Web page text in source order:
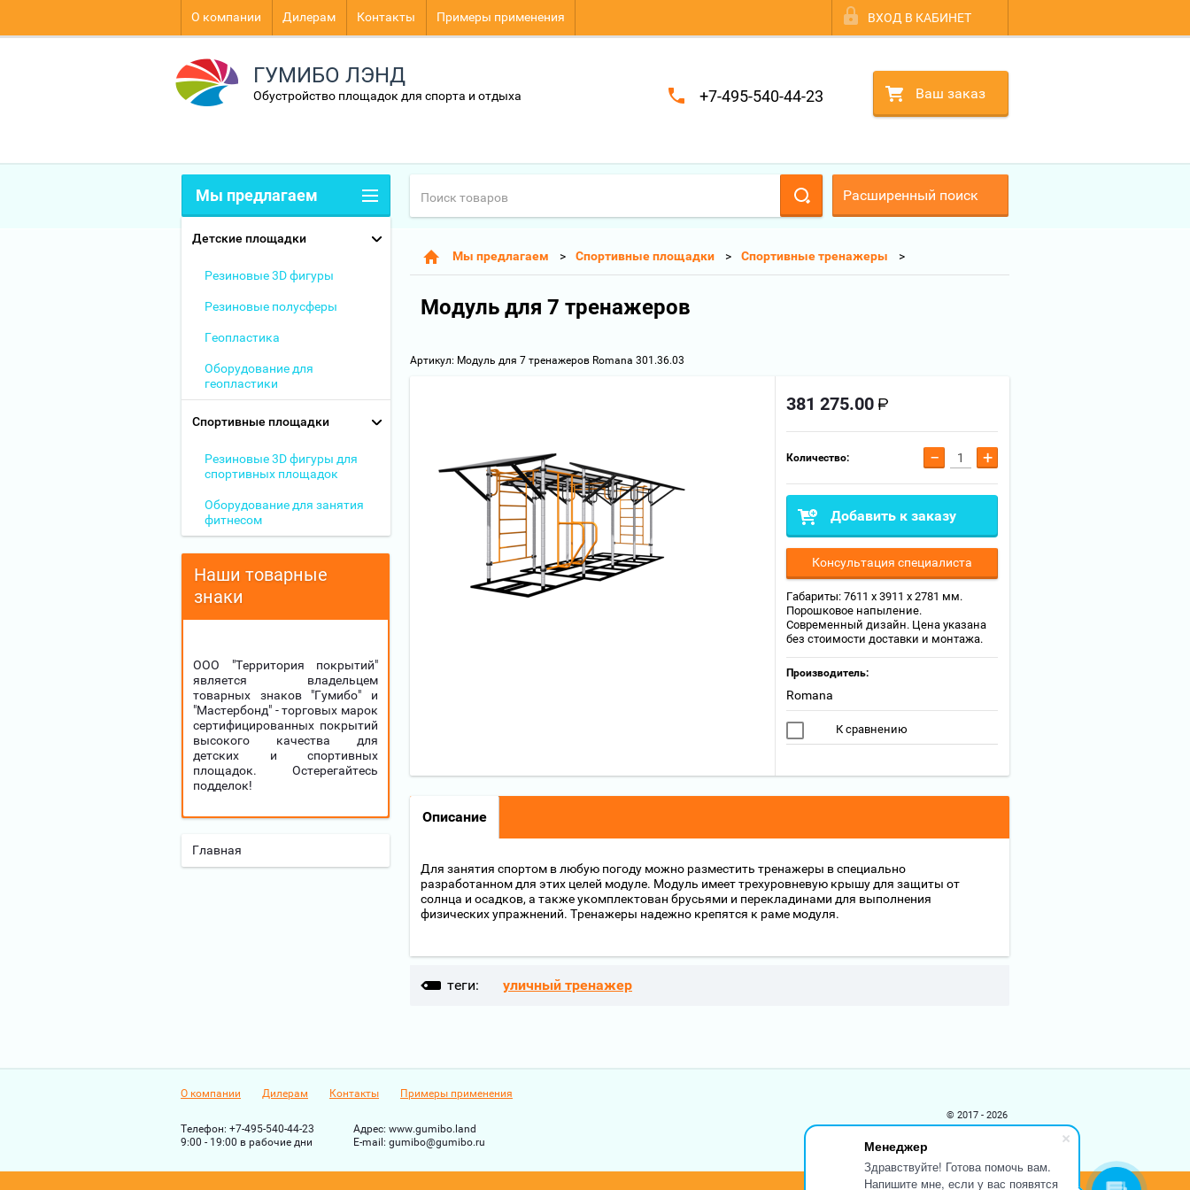
Менеджер
Здравствуйте! Готова помочь вам.
Напишите мне, если у вас появятся
О компании Дилерам Контакты Примеры применения ВХОД В КАБИНЕТ
ГУМИБО ЛЭНД
Обустройство площадок для спорта и отдыха +7-495-540-44-23 Ваш заказ
Расширенный поиск
Мы предлагаем Спортивные площадки Спортивные тренажеры
Модуль для 7 тренажеров
Артикул: Модуль для 7 тренажеров Romana 301.36.03
381 275.00
Количество: − +
Добавить к заказу
Консультация специалиста
Габариты: 7611 х 3911 х 2781 мм.
Порошковое напыление.
Современный дизайн. Цена указана
без стоимости доставки и монтажа.
Производитель:
Romana
К сравнению
Описание
Для занятия спортом в любую погоду можно разместить тренажеры в специально
разработанном для этих целей модуле. Модуль имеет трехуровневую крышу для защиты от
солнца и осадков, а также укомплектован брусьями и перекладинами для выполнения
физических упражнений. Тренажеры надежно крепятся к раме модуля.
теги: уличный тренажер
Мы предлагаем
Детские площадки
Резиновые 3D фигуры
Резиновые полусферы
Геопластика
Оборудование для
геопластики
Спортивные площадки
Резиновые 3D фигуры для
спортивных площадок
Оборудование для занятия
фитнесом
Наши товарные
знаки
ООО "Территория покрытий"
является владельцем
товарных знаков "Гумибо" и
"Мастербонд" - торговых марок
сертифицированных покрытий
высокого качества для
детских и спортивных
площадок. Остерегайтесь
подделок!
Главная
О компании Дилерам Контакты Примеры применения
Телефон: +7-495-540-44-23
9:00 - 19:00 в рабочие дни
Адрес: www.gumibo.land
Е-mail: gumibo@gumibo.ru
© 2017 - 2026